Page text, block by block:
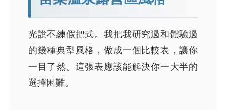
光說不練假把式。我把我研究過和體驗過
的幾種典型風格，做成一個比較表，讓你
一目了然。這張表應該能解決你一大半的
選擇困難。